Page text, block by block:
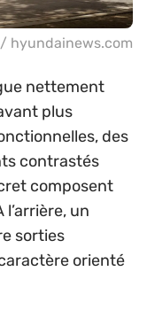
hyundainews.com
nettement
plus
des
contrastés
composent
un
sorties
orienté